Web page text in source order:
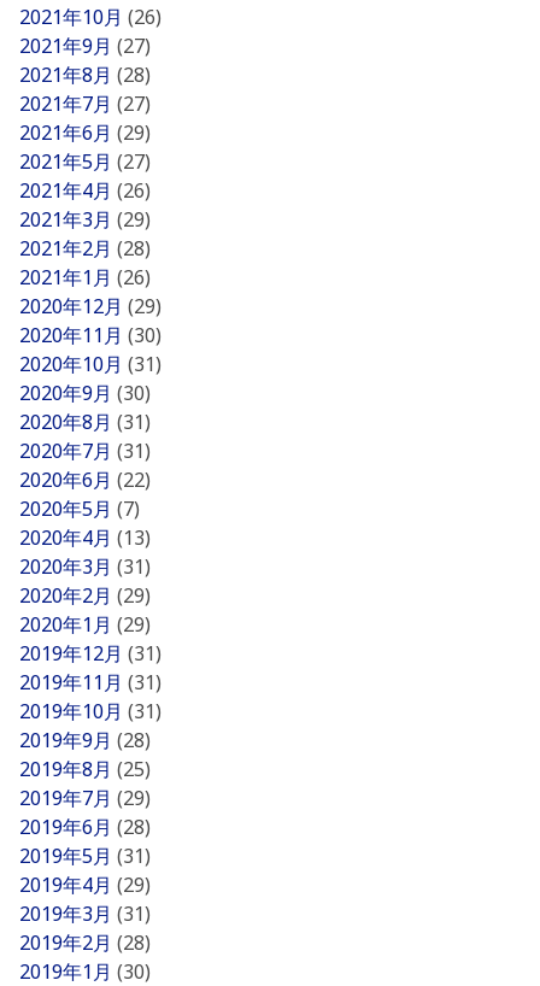
2021年10月 (26)
2021年9月 (27)
2021年8月 (28)
2021年7月 (27)
2021年6月 (29)
2021年5月 (27)
2021年4月 (26)
2021年3月 (29)
2021年2月 (28)
2021年1月 (26)
2020年12月 (29)
2020年11月 (30)
2020年10月 (31)
2020年9月 (30)
2020年8月 (31)
2020年7月 (31)
2020年6月 (22)
2020年5月 (7)
2020年4月 (13)
2020年3月 (31)
2020年2月 (29)
2020年1月 (29)
2019年12月 (31)
2019年11月 (31)
2019年10月 (31)
2019年9月 (28)
2019年8月 (25)
2019年7月 (29)
2019年6月 (28)
2019年5月 (31)
2019年4月 (29)
2019年3月 (31)
2019年2月 (28)
2019年1月 (30)